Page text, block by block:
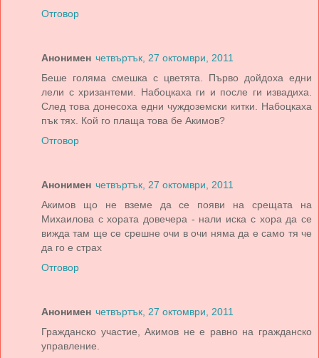
Отговор
Анонимен четвъртък, 27 октомври, 2011
Беше голяма смешка с цветята. Първо дойдоха едни
лели с хризантеми. Набоцкаха ги и после ги извадиха.
След това донесоха едни чуждоземски китки. Набоцкаха
пък тях. Кой го плаща това бе Акимов?
Отговор
Анонимен четвъртък, 27 октомври, 2011
Акимов що не вземе да се появи на срещата на
Михаилова с хората довечера - нали иска с хора да се
вижда там ще се срешне очи в очи няма да е само тя че
да го е страх
Отговор
Анонимен четвъртък, 27 октомври, 2011
Гражданско участие, Акимов не е равно на гражданско
управление.